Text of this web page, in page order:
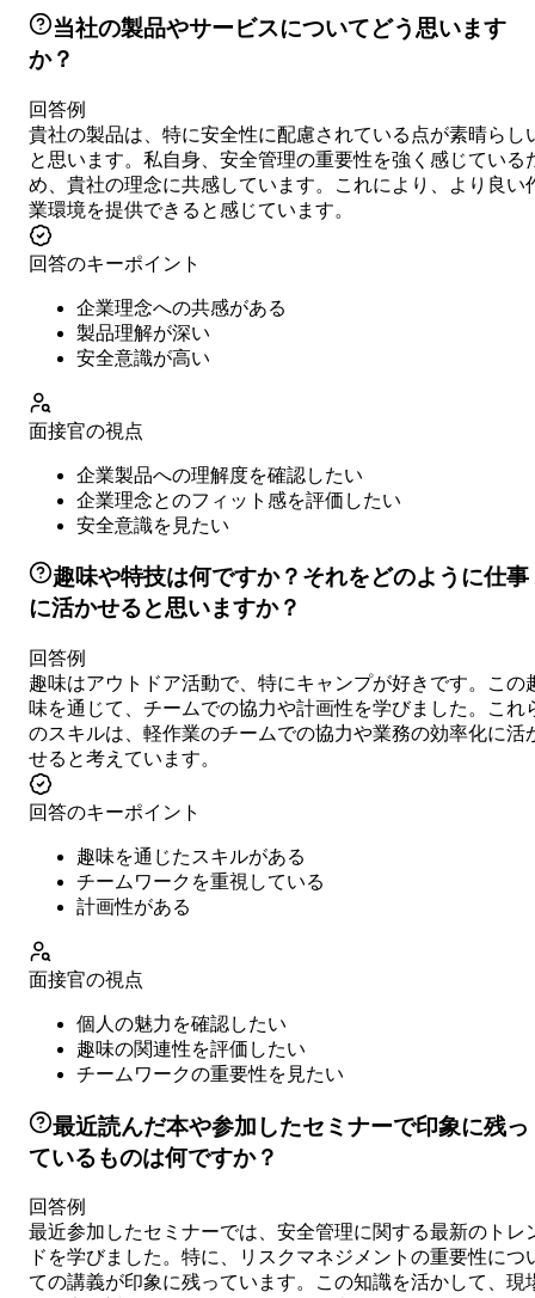
当社の製品やサービスについてどう思います
か？
回答例
貴社の製品は、特に安全性に配慮されている点が素晴らし
と思います。私自身、安全管理の重要性を強く感じている
め、貴社の理念に共感しています。これにより、より良い
業環境を提供できると感じています。
回答のキーポイント
企業理念への共感がある
製品理解が深い
安全意識が高い
面接官の視点
企業製品への理解度を確認したい
企業理念とのフィット感を評価したい
安全意識を見たい
趣味や特技は何ですか？それをどのように仕事
に活かせると思いますか？
回答例
趣味はアウトドア活動で、特にキャンプが好きです。この
味を通じて、チームでの協力や計画性を学びました。これ
のスキルは、軽作業のチームでの協力や業務の効率化に活
せると考えています。
回答のキーポイント
趣味を通じたスキルがある
チームワークを重視している
計画性がある
面接官の視点
個人の魅力を確認したい
趣味の関連性を評価したい
チームワークの重要性を見たい
最近読んだ本や参加したセミナーで印象に残っ
ているものは何ですか？
回答例
最近参加したセミナーでは、安全管理に関する最新のトレ
ドを学びました。特に、リスクマネジメントの重要性につ
ての講義が印象に残っています。この知識を活かして、現